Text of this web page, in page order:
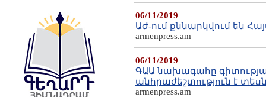
06/11/2019
ԱԺ-ում քննարկվում են
armenpress.am
06/11/2019
ԳԱԱ նախագահը
անհրաժեշտություն է
armenpress.am